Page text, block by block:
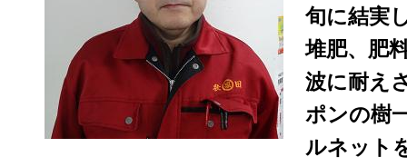
旬に結実
堆肥、肥
波に耐え
ポンの樹
ルネット